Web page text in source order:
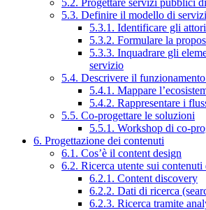
5.2. Progettare servizi pubblici
5.3. Definire il modello di
5.3.1. Identificare gli
5.3.2. Formulare la
5.3.3. Inquadrare gli
servizio
5.4. Descrivere il
5.4.1. Mappare
5.4.2. Rappresentare i
5.5. Co-progettare le soluzioni
5.5.1. Workshop di co-
6. Progettazione dei contenuti
6.1. Cos’è il content design
6.2. Ricerca utente sui
6.2.1. Content discovery
6.2.2. Dati di ricerca
6.2.3. Ricerca tramite